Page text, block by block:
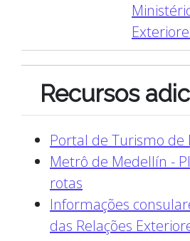
Recursos
Portal de Turismo de
Metrô de Medellín -
rotas
Informações
das Relações